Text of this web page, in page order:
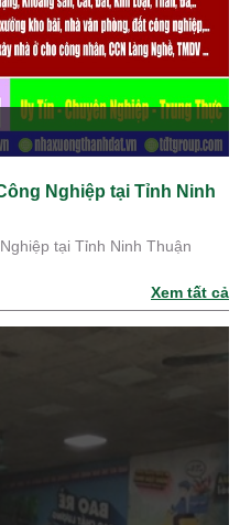
Nghiệp tại Tỉnh Ninh
tại Tỉnh Ninh Thuận
Xem tất cả